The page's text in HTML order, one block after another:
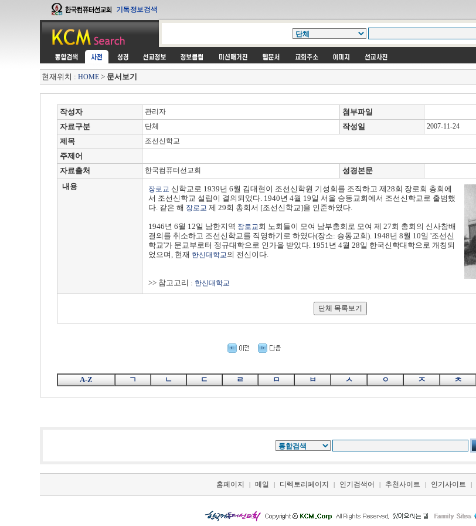
현재위치 : HOME> 문서보기
작성자 관리자
첨부파일
자료구분
단체 작성일 2007-11-24
제목 조선신학교
주제어
자료출처
한국컴퓨터선교회
성경본문
내용
장로교 신학교로 1939년 6월 김대현이 조선신학원 기성회를 조직하고 제28회 장로회 총회에
서 조선신학교 설립이 결의되었다. 1940년 4월 19일 서울 승동교회에서 조선신학교로 출범했
다. 같은 해 장로교 제 29회 총회서 [조선신학교]을 인준하였다.
1946년 6월 12일 남한지역 장로교회 노회들이 모여 남부총회로 모여 제 27회 총회의 신사참배
결의를 취소하고 조선신학교를 직영하기로 하였다(장소: 승동교회). 1948년 8월 10일 '조선신
학교'가 문교부로터 정규대학으로 인가을 받았다. 1951년 4월 28일 한국신학대학으로 개칭되
었으며, 현재 한신대학교의 전신이다.
>> 참고고리 : 한신대학교
A-Z ㄱ ㄴ ㄷ ㄹ ㅁ ㅂ ㅅ ㅇ ㅈ ㅊ
홈페이지 | 메일 | 디렉토리페이지 | 인기검색어 | 추천사이트 | 인기사이트 |